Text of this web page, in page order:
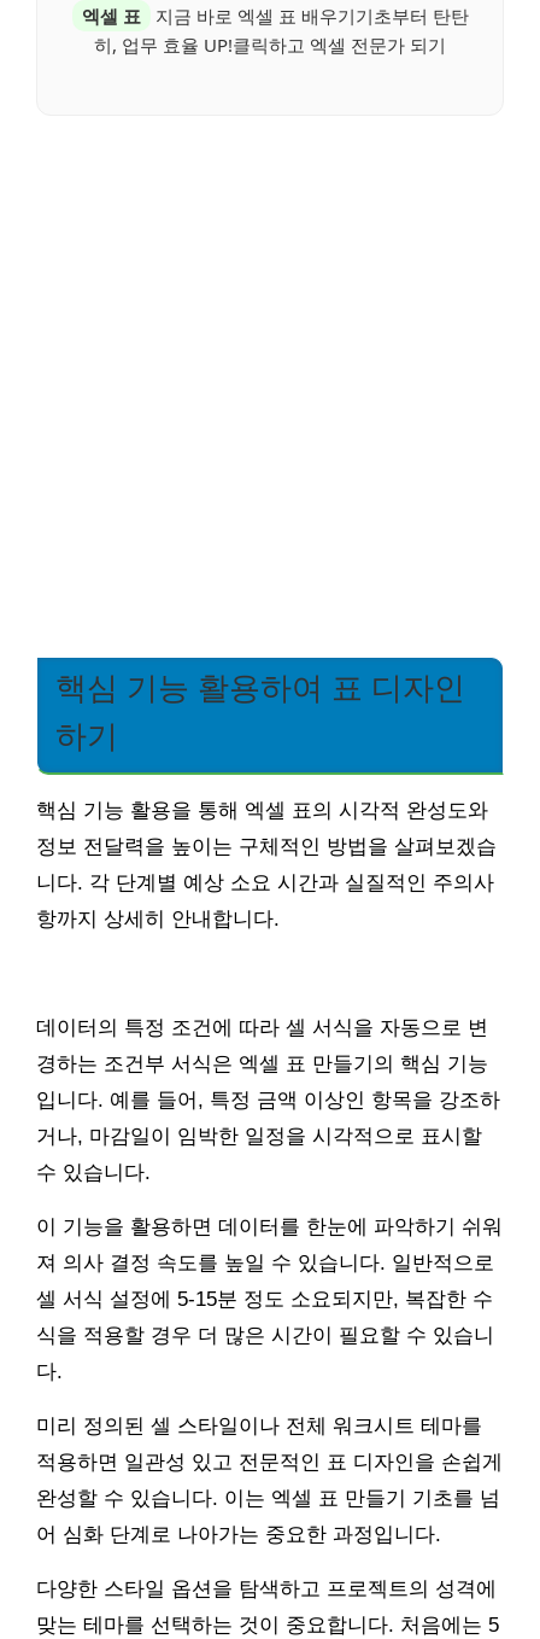
엑셀 표
지금 바로 엑셀 표 배우기기초부터 탄탄
히, 업무 효율 UP!클릭하고 엑셀 전문가 되기
핵심 기능 활용하여 표 디자인
하기
핵심 기능 활용을 통해 엑셀 표의 시각적 완성도와
정보 전달력을 높이는 구체적인 방법을 살펴보겠습
니다. 각 단계별 예상 소요 시간과 실질적인 주의사
항까지 상세히 안내합니다.
데이터의 특정 조건에 따라 셀 서식을 자동으로 변
경하는 조건부 서식은 엑셀 표 만들기의 핵심 기능
입니다. 예를 들어, 특정 금액 이상인 항목을 강조하
거나, 마감일이 임박한 일정을 시각적으로 표시할
수 있습니다.
이 기능을 활용하면 데이터를 한눈에 파악하기 쉬워
져 의사 결정 속도를 높일 수 있습니다. 일반적으로
셀 서식 설정에 5-15분 정도 소요되지만, 복잡한 수
식을 적용할 경우 더 많은 시간이 필요할 수 있습니
다.
미리 정의된 셀 스타일이나 전체 워크시트 테마를
적용하면 일관성 있고 전문적인 표 디자인을 손쉽게
완성할 수 있습니다. 이는 엑셀 표 만들기 기초를 넘
어 심화 단계로 나아가는 중요한 과정입니다.
다양한 스타일 옵션을 탐색하고 프로젝트의 성격에
맞는 테마를 선택하는 것이 중요합니다. 처음에는 5